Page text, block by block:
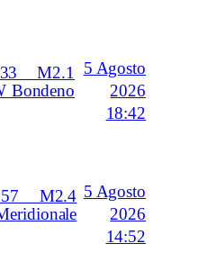
M2.1
Bondeno
5 Agosto
2026
18:42
M2.4 5 Agosto
2026
14:52